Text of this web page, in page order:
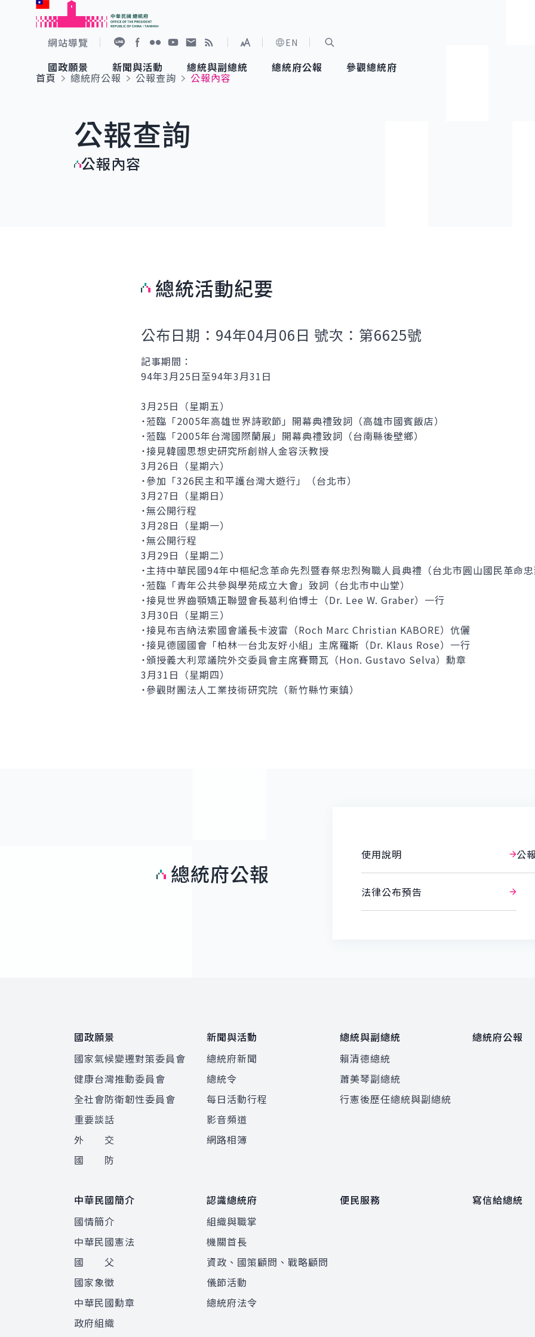
跳到主要內容
網站導覽
展開字級選單
EN
國政願景
國家氣候變遷對策委員會
重要談話
新聞與活動
總統府新聞
影音頻道
總統與副總統
賴清德總統
總統府公報 參觀總統府
首頁 總統府公報 公報查詢
公報內容
公報查詢
公報內容
總統活動紀要
公布日期：94年04月06日 號次：第6625號
記事期間：
94年3月25日至94年3月31日
3月25日（星期五）
˙蒞臨「2005年高雄世界詩歌節」開幕典禮致詞（高雄市國賓飯店）
˙蒞臨「2005年台灣國際蘭展」開幕典禮致詞（台南縣後壁鄉）
˙接見韓國思想史研究所創辦人金容沃教授
3月26日（星期六）
˙參加「326民主和平護台灣大遊行」（台北市）
3月27日（星期日）
˙無公開行程
3月28日（星期一）
˙無公開行程
3月29日（星期二）
˙主持中華民國94年中樞紀念革命先烈暨春祭忠烈殉職人員典禮（台北市圓山國民革命
˙蒞臨「青年公共參與學苑成立大會」致詞（台北市中山堂）
˙接見世界齒顎矯正聯盟會長葛利伯博士（Dr. Lee W. Graber）一行
3月30日（星期三）
˙接見布吉納法索國會議長卡波雷（Roch Marc Christian KABORE）伉儷
˙接見德國國會「柏林─台北友好小組」主席羅斯（Dr. Klaus Rose）一行
˙頒授義大利眾議院外交委員會主席賽爾瓦（Hon. Gustavo Selva）勳章
3月31日（星期四）
˙參觀財團法人工業技術研究院（新竹縣竹東鎮）
總統府公報
使用說明 公
法律公布預告
國政願景
國家氣候變遷對策委員會
健康台灣推動委員會
全社會防衛韌性委員會
重要談話
外 交
國 防
新聞與活動
總統府新聞
總統令
每日活動行程
影音頻道
網路相簿
總統與副總統
賴清德總統
蕭美琴副總統
行憲後歷任總統與副總統
總統府公報
中華民國簡介
國情簡介
中華民國憲法
國 父
國家象徵
中華民國勳章
政府組織
認識總統府
組織與職掌
機關首長
資政、國策顧問、戰略顧問
儀節活動
總統府法令
便民服務 寫信給總統